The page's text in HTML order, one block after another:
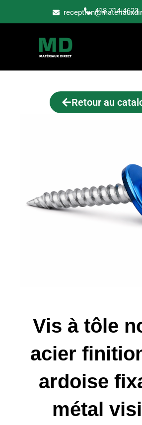
418 714-4623
Retour au
Vis à tôle
acier
ardoise
métal